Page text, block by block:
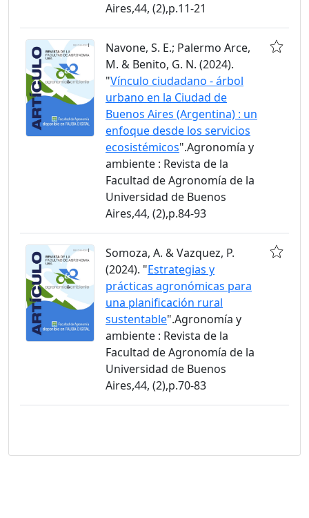
Aires,44, (2),p.11-21
Navone, S. E.; Palermo Arce,
M. & Benito, G. N. (2024).
"Vínculo ciudadano - árbol
urbano en la Ciudad de
Buenos Aires (Argentina) : un
enfoque desde los servicios
ecosistémicos".Agronomía y
ambiente : Revista de la
Facultad de Agronomía de la
Universidad de Buenos
Aires,44, (2),p.84-93
Somoza, A. & Vazquez, P.
(2024). "Estrategias y
prácticas agronómicas para
una planificación rural
sustentable".Agronomía y
ambiente : Revista de la
Facultad de Agronomía de la
Universidad de Buenos
Aires,44, (2),p.70-83